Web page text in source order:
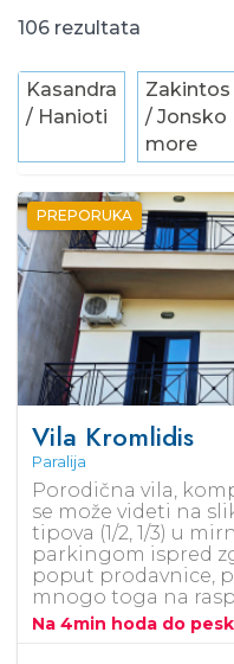
106
Kasandra
/ Hanioti
Zakintos
/ Jonsko
more
PREPORUKA
Vila Kromlidis
Paralija
Porodična vila,
se može videti na
tipova (1/2, 1/3) u
parkingom ispred
poput prodavnice,
mnogo toga na
Na 4min hoda do